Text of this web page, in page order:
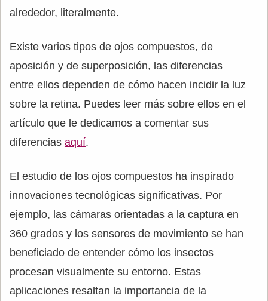
alrededor, literalmente.
Existe varios tipos de ojos compuestos, de
aposición y de superposición, las diferencias
entre ellos dependen de cómo hacen incidir la luz
sobre la retina. Puedes leer más sobre ellos en el
artículo que le dedicamos a comentar sus
diferencias aquí.
El estudio de los ojos compuestos ha inspirado
innovaciones tecnológicas significativas. Por
ejemplo, las cámaras orientadas a la captura en
360 grados y los sensores de movimiento se han
beneficiado de entender cómo los insectos
procesan visualmente su entorno. Estas
aplicaciones resaltan la importancia de la